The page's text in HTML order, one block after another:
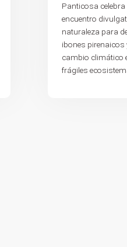
Panticosa
encuentro
naturaleza para
ibones pirenaicos
cambio climático
frágiles